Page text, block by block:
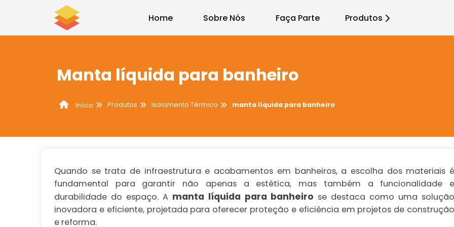
Home Sobre Nós Faça Parte Produtos
Manta líquida para banheiro
Início Produtos Isolamento Térmico manta líquida para banheiro
Quando se trata de infraestrutura e acabamentos em banheiros, a escolha dos materiais é
fundamental para garantir não apenas a estética, mas também a funcionalidade e
durabilidade do espaço. A manta líquida para banheiro se destaca como uma solução
inovadora e eficiente, projetada para oferecer proteção e eficiência em projetos de construção
e reforma.